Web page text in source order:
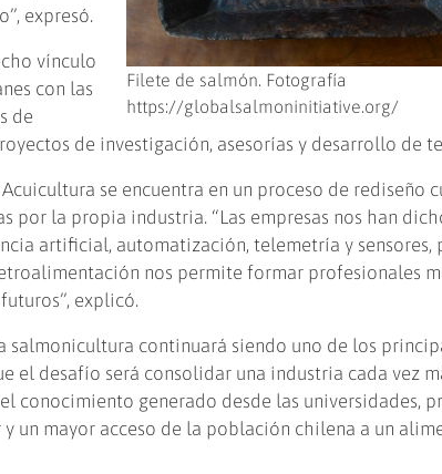
Filete de salmón. Fotografía
https://globalsalmoninitiative.org/
expresó.
vínculo
con las
de
de investigación, asesorías y desarrollo de
se encuentra en un proceso de rediseño
por la propia industria. “Las empresas nos han
artificial, automatización, telemetría y sensores,
nos permite formar profesionales
explicó.
salmonicultura continuará siendo uno de los
el desafío será consolidar una industria cada vez
conocimiento generado desde las universidades,
un mayor acceso de la población chilena a un